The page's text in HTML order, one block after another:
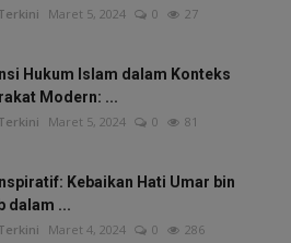
Maret 5, 2024 0 27
Hukum Islam dalam Konteks
Modern: ...
Maret 5, 2024 0 81
Kebaikan Hati Umar bin
dalam ...
Maret 4, 2024 0 286